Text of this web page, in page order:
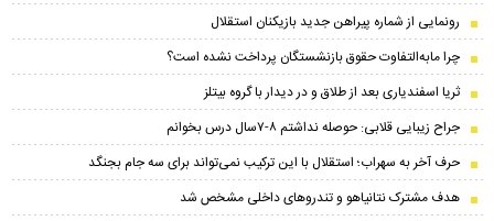
رونمایی از شماره پیراهن جدید بازیکنان استقلال
چرا مابه‌التفاوت حقوق بازنشستگان پرداخت نشده است؟
ثریا اسفندیاری بعد از طلاق و در دیدار با گروه بیتلز
جراح زیبایی قلابی: حوصله نداشتم ۸-۷سال درس بخوانم
حرف آخر به سهراب؛ استقلال با این ترکیب نمی‌تواند برای سه جام بجنگد
هدف مشترک نتانیاهو و تندروهای داخلی مشخص شد